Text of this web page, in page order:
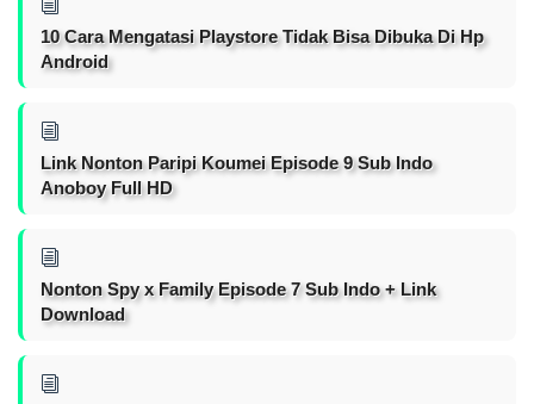
10 Cara Mengatasi Playstore Tidak Bisa Dibuka Di Hp
Android
Link Nonton Paripi Koumei Episode 9 Sub Indo
Anoboy Full HD
Nonton Spy x Family Episode 7 Sub Indo + Link
Download